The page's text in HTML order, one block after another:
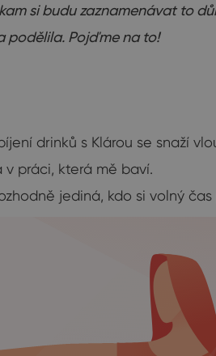
si budu zaznamenávat to
podělila. Pojďme na to!
drinků s Klárou se snaží
práci, která mě baví.
jediná, kdo si volný